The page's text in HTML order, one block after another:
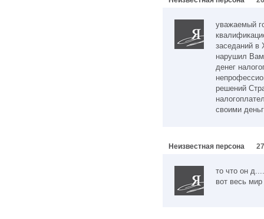
уважаемый
заседаний в
нарушил
денег
решений
своими
Неизвестная персона
то что он
вот весь мир